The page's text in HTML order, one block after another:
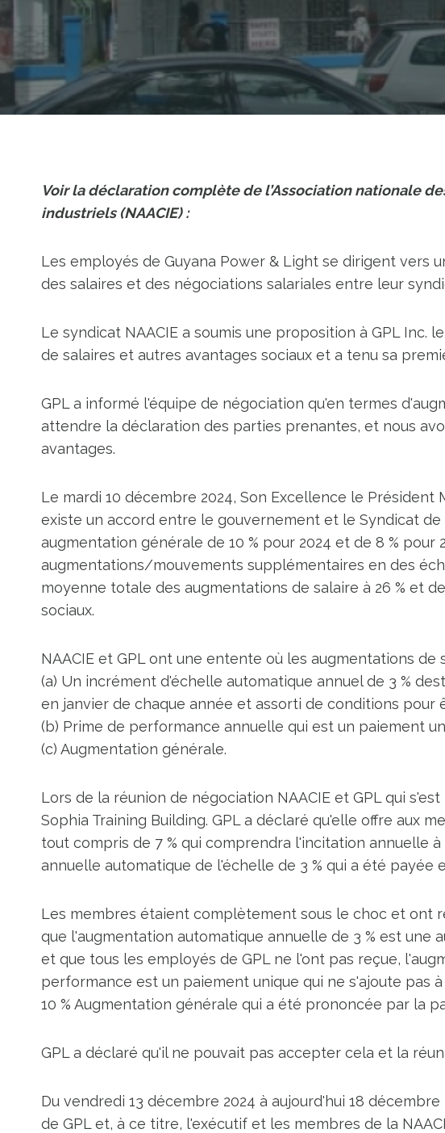
Voir la déclaration complète de l’Association nationale
industriels (NAACIE) :
Les employés de Guyana Power & Light se dirigent vers
des salaires et des négociations salariales entre leur
Le syndicat NAACIE a soumis une proposition à GPL Inc.
de salaires et autres avantages sociaux et a tenu sa
GPL a informé l'équipe de négociation qu'en termes
attendre la déclaration des parties prenantes, et nous
avantages.
Le mardi 10 décembre 2024, Son Excellence le Président
existe un accord entre le gouvernement et le Syndicat
augmentation générale de 10 % pour 2024 et de 8 % pour
augmentations/mouvements supplémentaires en des
moyenne totale des augmentations de salaire à 26 % et
sociaux.
NAACIE et GPL ont une entente où les augmentations
(a) Un incrément d'échelle automatique annuel de 3 %
en janvier de chaque année et assorti de conditions pour
(b) Prime de performance annuelle qui est un paiement
(c) Augmentation générale.
Lors de la réunion de négociation NAACIE et GPL qui
Sophia Training Building. GPL a déclaré qu'elle offre aux
tout compris de 7 % qui comprendra l'incitation annuelle
annuelle automatique de l'échelle de 3 % qui a été payée
Les membres étaient complètement sous le choc et ont
que l'augmentation automatique annuelle de 3 % est une
et que tous les employés de GPL ne l'ont pas reçue,
performance est un paiement unique qui ne s'ajoute pas
10 % Augmentation générale qui a été prononcée par la
GPL a déclaré qu'il ne pouvait pas accepter cela et la
Du vendredi 13 décembre 2024 à aujourd'hui 18
de GPL et, à ce titre, l'exécutif et les membres de la